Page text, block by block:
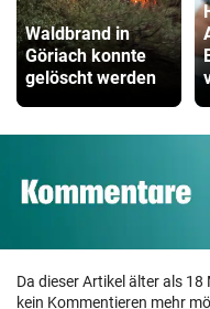
Waldbrand in
Göriach konnte
gelöscht werden
Da dieser Artikel älter als
kein Kommentieren mehr